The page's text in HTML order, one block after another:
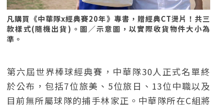
凡購買《中華隊x經典賽20年》專書，贈經典CT燙片！共三
款樣式(隨機出貨)。圖／示意圖，以實際收貨物件大小為
準。
第六屆世界棒球經典賽，中華隊30人正式名單終
於公布，包括7位旅美、5位旅日、13位中職以及
目前無所屬球隊的捕手林家正。中華隊所在C組將